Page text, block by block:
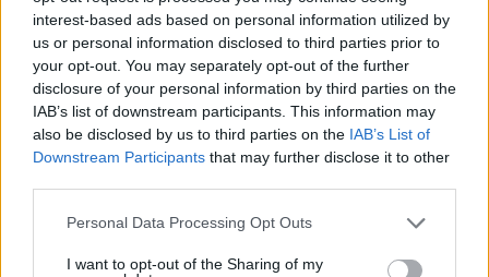
interest-based ads based on personal information utilized by
us or personal information disclosed to third parties prior to
your opt-out. You may separately opt-out of the further
disclosure of your personal information by third parties on the
IAB’s list of downstream participants. This information may
also be disclosed by us to third parties on the IAB’s List of
Downstream Participants that may further disclose it to other
Please note that this website/app uses one or more Google
not limited to your visit or usage behaviour. You may click to
Personal Data Processing Opt Outs
I want to opt-out of the Sharing of my
Αρρυθμίες: Σταματήστε άμεσα την κολπική μαρμαρυγή
– Οι πιο αποτελεσματικοί τρόποι
Πρακτικές λύσεις για την άμεση αντιμετώπιση και
πρόληψη των επεισοδίων στο σπίτι
03.11.2024, 10:03